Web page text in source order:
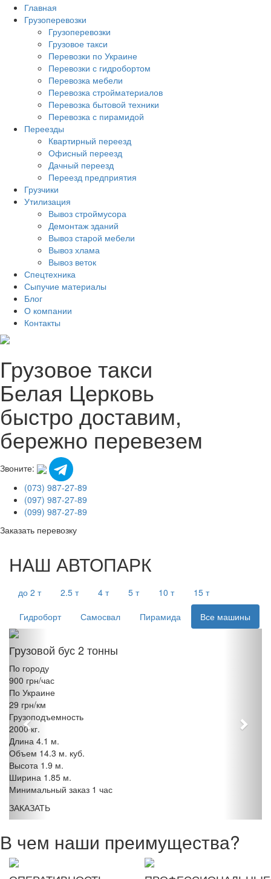
Главная
Грузоперевозки
Грузоперевозки
Грузовое такси
Перевозки по Украине
Перевозки с гидробортом
Перевозка мебели
Перевозка стройматериалов
Перевозка бытовой техники
Перевозка с пирамидой
Переезды
Квартирный переезд
Офисный переезд
Дачный переезд
Переезд предприятия
Грузчики
Утилизация
Вывоз строймусора
Демонтаж зданий
Вывоз старой мебели
Вывоз хлама
Вывоз веток
Спецтехника
Сыпучие материалы
Блог
О компании
Контакты
Грузовое такси
Белая Церковь
быстро доставим,
бережно перевезем
Звоните:
(073) 987-27-89
(097) 987-27-89
(099) 987-27-89
Заказать перевозку
НАШ АВТОПАРК
до 2 т 2.5 т 4 т 5 т 10 т
15 т
Гидроборт
Самосвал Пирамида Все машины
Грузовой бус 2 тонны
По городу
900 грн/час
По Украине
29 грн/км
Грузоподъемность
2000 кг.
Длина 4.1 м.
Объем 14.3 м. куб.
Высота 1.9 м.
Ширина 1.85 м.
Минимальный заказ 1 час
ЗАКАЗАТЬ
В чем наши преимущества?